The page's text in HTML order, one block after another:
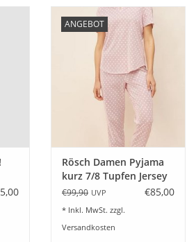
ANGEBOT
Rösch Damen Pyjama
kurz 7/8 Tupfen Jersey
rosewood 100%
€99,90 UVP €85,00
* Inkl. MwSt. zzgl.
Versandkosten